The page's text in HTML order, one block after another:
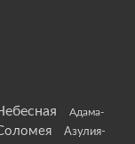
Адама-
Азулия-